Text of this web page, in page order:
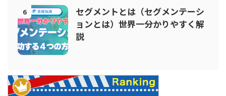
6
セグメントとは（セグメンテーシ
ョンとは）世界一分かりやすく解
説